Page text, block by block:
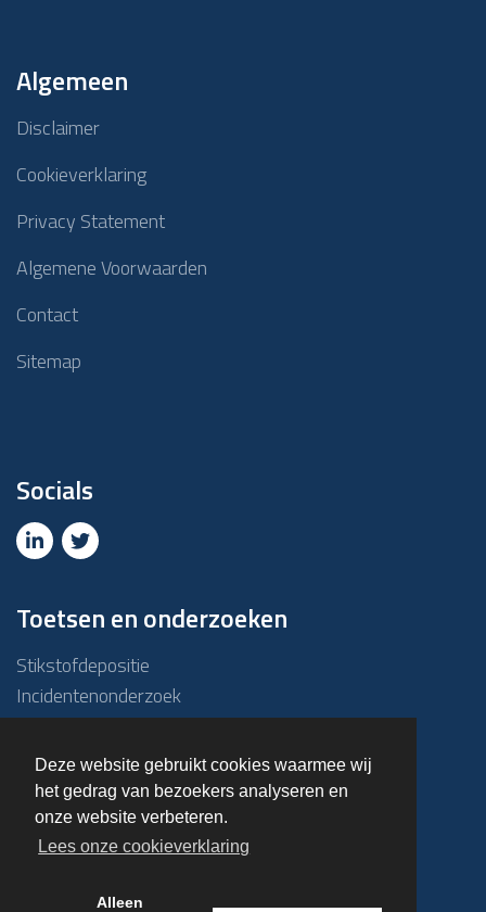
Deze website gebruikt cookies waarmee wij
het gedrag van bezoekers analyseren en
onze website verbeteren.
Lees onze cookieverklaring
Alleen
Algemeen
Disclaimer
Cookieverklaring
Privacy Statement
Algemene Voorwaarden
Contact
Sitemap
Socials
Toetsen en onderzoeken
Stikstofdepositie
Incidentenonderzoek
Due diligence
ABM-toets
Emissie – Immissietoets
Haalbaarheidsonderzoek
Overige onderzoeken